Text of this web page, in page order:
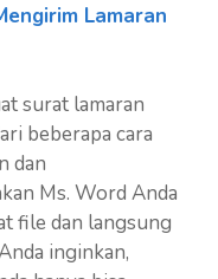
Lamaran
surat lamaran
beberapa cara
dan
Ms. Word Anda
file dan langsung
inginkan,